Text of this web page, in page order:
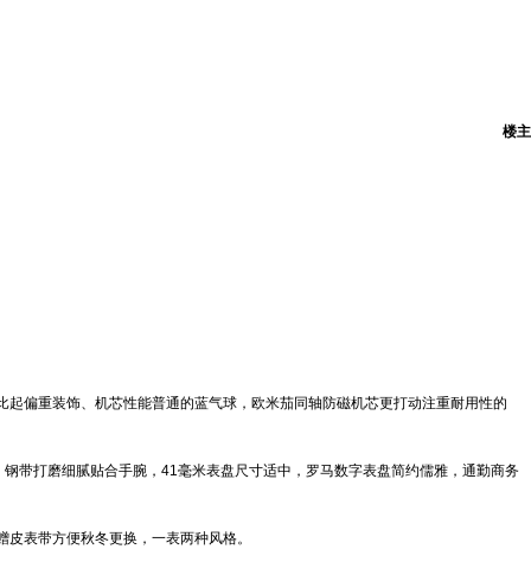
楼主
偏重装饰、机芯性能普通的蓝气球，欧米茄同轴防磁机芯更打动注重耐用性的
带打磨细腻贴合手腕，41毫米表盘尺寸适中，罗马数字表盘简约儒雅，通勤商务
表带方便秋冬更换，一表两种风格。